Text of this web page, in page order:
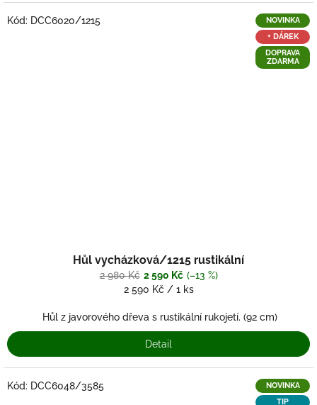
NOVINKA
+ DÁREK
DOPRAVA
ZDARMA
Hůl vycházková/1215 rustikální
2 980 Kč 2 590 Kč (–13 %)
Měrná
2 590 Kč / 1 ks
Hůl z javorového dřeva s rustikální rukojetí. (92 cm)
Detail
Kód: DCC6020/1215
NOVINKA
TIP
Kód: DCC6048/3585